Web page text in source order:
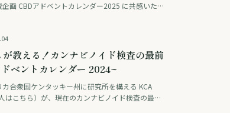
企画 CBDアドベントカレンダー2025 に共感いた
教える！カンナビノイド検査の最前
ベントカレンダー 2024~
合衆国ケンタッキー州に研究所を構える KCA
はこちら）が、現在のカンナビノイド検査の最前